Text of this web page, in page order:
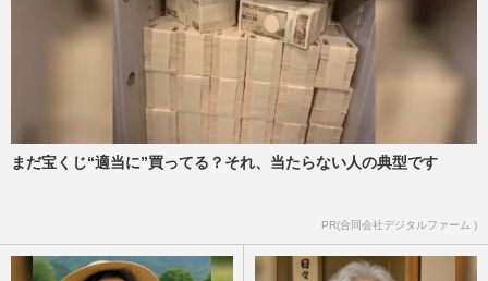
まだ宝くじ“適当に”買ってる？それ、当たらない人の典型です
PR(合同会社デジタルファーム )